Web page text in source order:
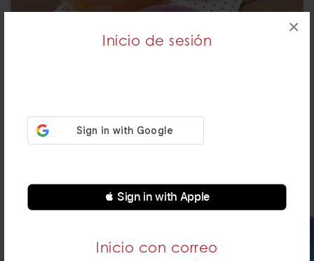
Inicio de sesión
 Sign in with Apple
Inicio con correo
×
DETALLES
FUERA DE HORARIO